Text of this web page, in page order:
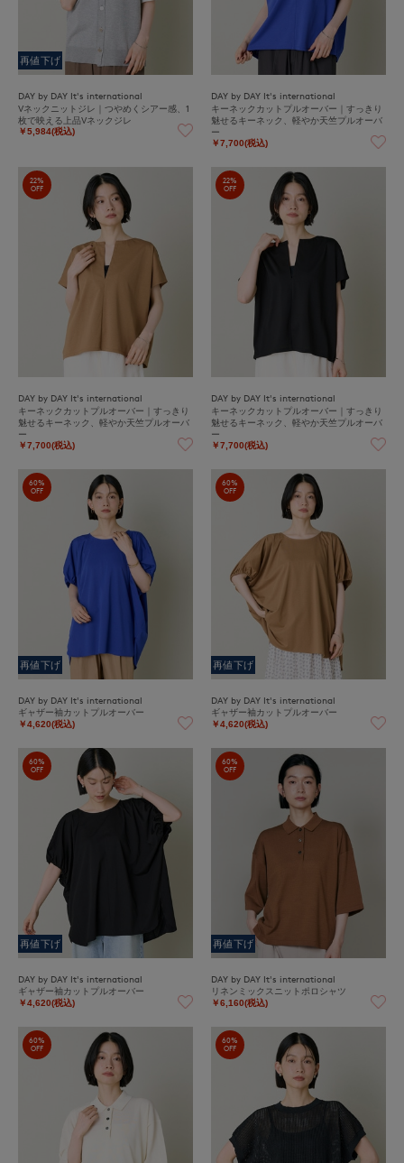
再値下げ
DAY by DAY It's international
Vネックニットジレ｜つやめくシアー感、1
枚で映える上品Vネックジレ
￥5,984(税込)
DAY by DAY It's international
キーネックカットプルオーバー｜すっきり
魅せるキーネック、軽やか天竺プルオーバ
ー
￥7,700(税込)
22%
OFF
DAY by DAY It's international
キーネックカットプルオーバー｜すっきり
魅せるキーネック、軽やか天竺プルオーバ
ー
￥7,700(税込)
22%
OFF
DAY by DAY It's international
キーネックカットプルオーバー｜すっきり
魅せるキーネック、軽やか天竺プルオーバ
ー
￥7,700(税込)
60%
OFF
再値下げ
DAY by DAY It's international
ギャザー袖カットプルオーバー
￥4,620(税込)
60%
OFF
再値下げ
DAY by DAY It's international
ギャザー袖カットプルオーバー
￥4,620(税込)
60%
OFF
再値下げ
DAY by DAY It's international
ギャザー袖カットプルオーバー
￥4,620(税込)
60%
OFF
再値下げ
DAY by DAY It's international
リネンミックスニットポロシャツ
￥6,160(税込)
60%
OFF
60%
OFF